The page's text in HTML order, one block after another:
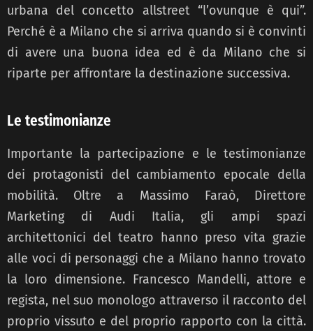
urbana del concetto allstreet “l’ovunque è qui”.
Perché è a Milano che si arriva quando si è convinti
di avere una buona idea ed è da Milano che si
riparte per affrontare la destinazione successiva.
Le testimonianze
Importante la partecipazione e le testimonianze
dei protagonisti del cambiamento epocale della
mobilità. Oltre a Massimo Faraò, Direttore
Marketing di Audi Italia, gli ampi spazi
architettonici del teatro hanno preso vita grazie
alle voci di personaggi che a Milano hanno trovato
la loro dimensione. Francesco Mandelli, attore e
regista, nel suo monologo attraverso il racconto del
proprio vissuto e del proprio rapporto con la città.